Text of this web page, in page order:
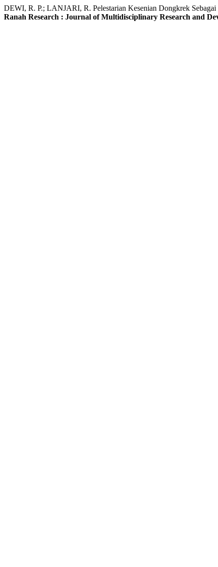
DEWI, R. P.; LANJARI, R. Pelestarian Kesenian Dongkrek
Ranah Research : Journal of Multidisciplinary Research and